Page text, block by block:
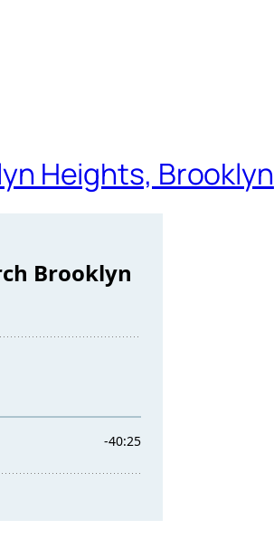
Heights, Brooklyn